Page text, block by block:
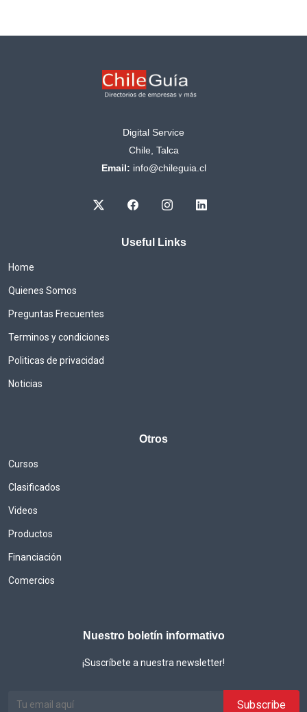
Digital Service
Chile, Talca
Email: info@chileguia.cl
Useful Links
Home
Quienes Somos
Preguntas Frecuentes
Terminos y condiciones
Politicas de privacidad
Noticias
Otros
Cursos
Clasificados
Videos
Productos
Financiación
Comercios
Nuestro boletín informativo
¡Suscríbete a nuestra newsletter!